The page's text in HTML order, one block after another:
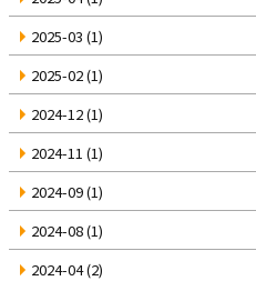
2025-03 (1)
2025-02(1)
2024-12(1)
2024-11 (1)
2024-09(1)
2024-08(1)
2024-04(2)